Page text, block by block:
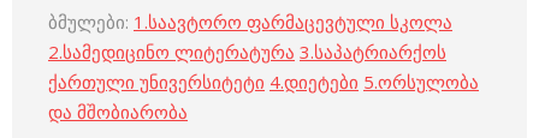
ბმულები: 1.საავტორო ფარმაცევტული სკოლა
2.სამედიცინო ლიტერატურა 3.საპატრიარქოს
ქართული უნივერსიტეტი 4.დიეტები 5.ორსულობა
და მშობიარობა